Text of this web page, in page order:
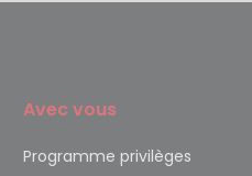
Avec vous
Programme privilèges